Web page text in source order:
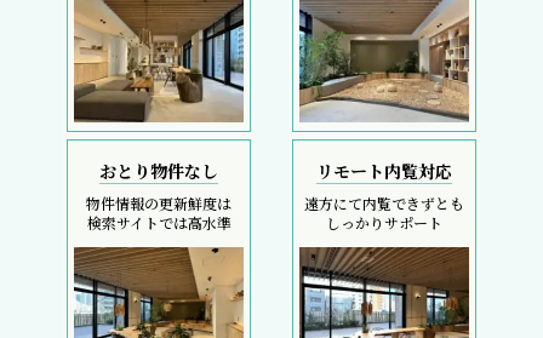
おとり物件なし
物件情報の更新鮮度は
検索サイトでは高水準
リモート内覧対応
遠方にて内覧できずとも
しっかりサポート